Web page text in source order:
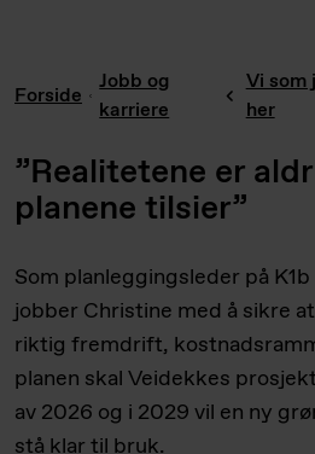
Forside
Jobb og
karriere
Vi som
her
”Realitetene er
planene tilsier”
Som planleggingsleder på
jobber Christine med å sikre
riktig fremdrift,
planen skal Veidekkes
av 2026 og i 2029 vil en ny
stå klar til bruk.